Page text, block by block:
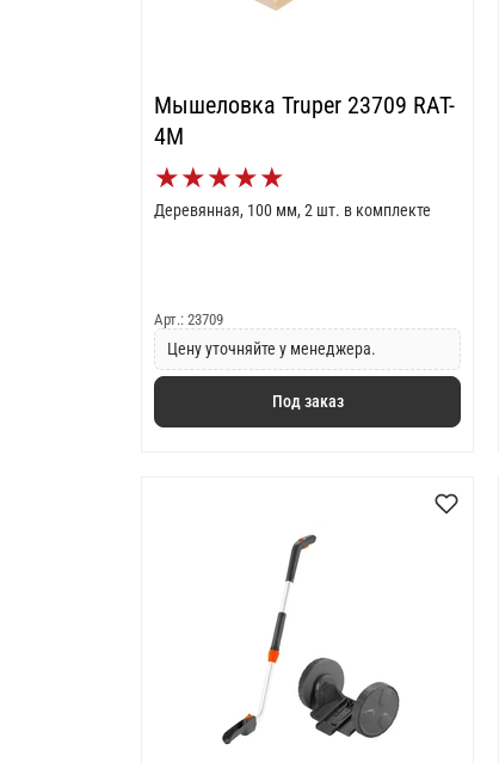
Мышеловка Truper 23709 RAT-
4M
★★★★★
Деревянная, 100 мм, 2 шт. в комплекте
Арт.: 23709
Цену уточняйте у менеджера.
Под заказ